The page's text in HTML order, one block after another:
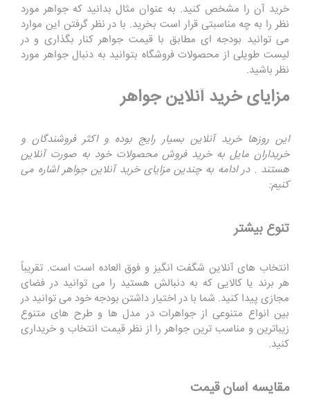
خرید آن را مشخص کنید. به عنوان مثال بدانید که جواهر مورد
نظر را به چه مناسبتی قرار است بخرید. با در نظر گرفتن این موارد
می توانید بودجه ای مطابق با قیمت جواهر کنار بگذاری و در
لیست طویلی از محصولات فروشگاه بتوانید به دنبال جواهر مورد
نظر باشید.
مزایای خرید آنلاین جواهر
این روزها خرید آنلاین بسیار رایج بوده و اکثر فروشندگان و
خریداران مایل به خرید فروش محصولات خود به صورت آنلاین
هستند . در ادامه به چندین مزایای خرید آنلاین جواهر اشاره می
کنیم:
تنوع بیشتر
انتخاب های آنلاین شگفت انگیز و فوق العاده است است. تقریباً
هر برند یا کالایی که به دنبالش هستید را می توانید در فضای
مجازی پیدا کنید. شما با در اختیار داشتن بودجه خود می توانید در
بین انواع متنوعی از جواهرات در مدل ها و طرح های متنوع
زیباترین و مناسب ترین جواهر را از نظر قیمت انتخاب و خریداری
کنید.
مقایسه آسان قیمت